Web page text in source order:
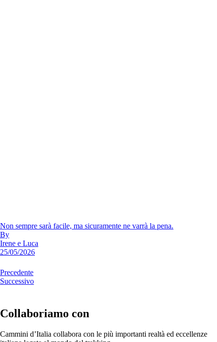
Non sempre sarà facile, ma sicuramente ne varrà la pena.
By
Irene e Luca
25/05/2026
Precedente
Successivo
Collaboriamo con
Cammini d’Italia collabora con le più importanti realtà ed eccellenze